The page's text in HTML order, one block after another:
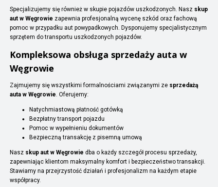
Specjalizujemy się również w skupie pojazdów uszkodzonych. Nasz skup
aut w Węgrowie zapewnia profesjonalną wycenę szkód oraz fachową
pomoc w przypadku aut powypadkowych. Dysponujemy specjalistycznym
sprzętem do transportu uszkodzonych pojazdów.
Kompleksowa obsługa sprzedaży auta w
Węgrowie
Zajmujemy się wszystkimi formalnościami związanymi ze sprzedażą
auta w Węgrowie. Oferujemy:
Natychmiastową płatność gotówką
Bezpłatny transport pojazdu
Pomoc w wypełnieniu dokumentów
Bezpieczną transakcję z pisemną umową
Nasz skup aut w Węgrowie dba o każdy szczegół procesu sprzedaży,
zapewniając klientom maksymalny komfort i bezpieczeństwo transakcji.
Stawiamy na przejrzystość działań i profesjonalizm na każdym etapie
współpracy.